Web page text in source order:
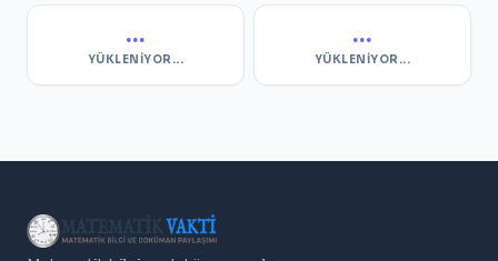
...
YÜKLENIYOR...
...
YÜKLENIYOR...